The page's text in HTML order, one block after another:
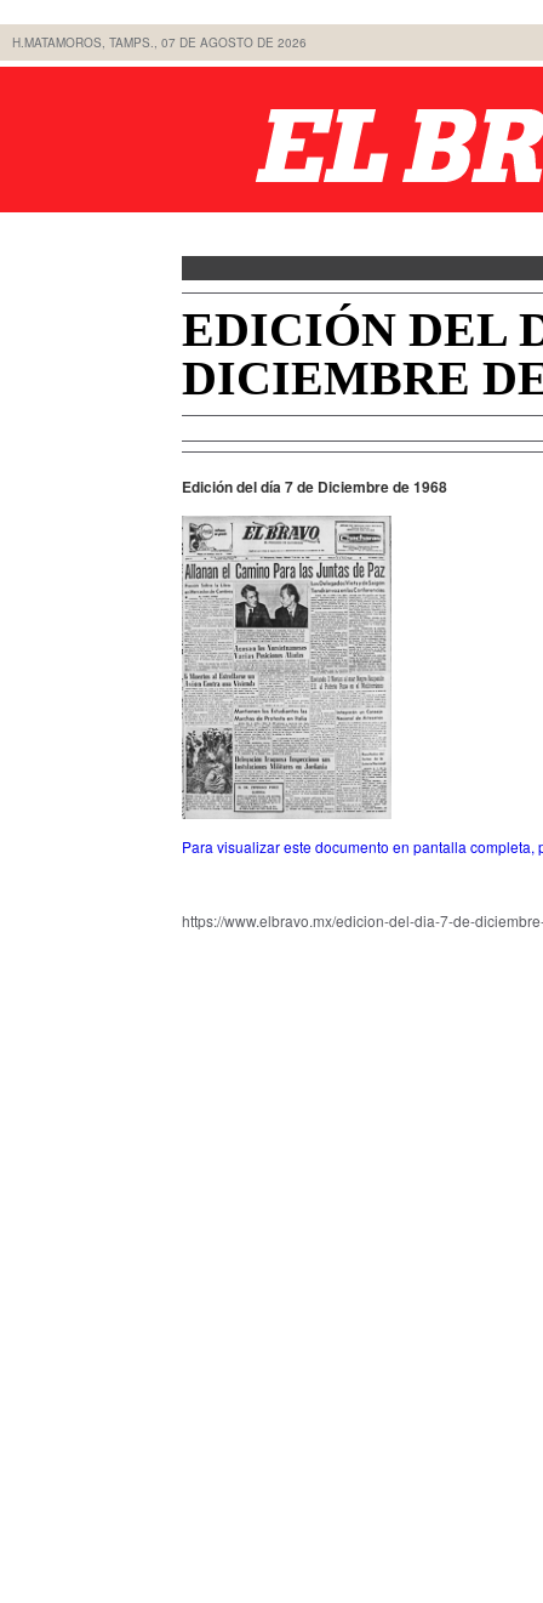
H.MATAMOROS, TAMPS., 07 DE AGOSTO DE 2026
EDICIÓN DEL
DICIEMBRE
Edición del día 7 de Diciembre de 1968
Para visualizar este documento en pantalla completa,
https://www.elbravo.mx/edicion-del-dia-7-de-